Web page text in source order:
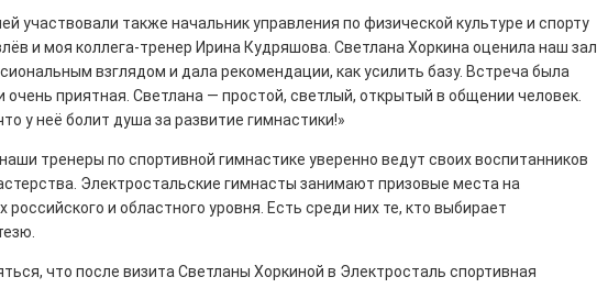
приглашает к себе
Олега Коняшина.
путешествуют по
На этой неделе электростальцев
участвовали также начальник управления по физической культуре и спорту
и моя коллега-тренер Ирина Кудряшова. Светлана Хоркина оценила наш зал
взглядом и дала рекомендации, как усилить базу. Встреча была
очень приятная. Светлана — простой, светлый, открытый в общении человек.
у неё болит душа за развитие гимнастики!»
тренеры по спортивной гимнастике уверенно ведут своих воспитанников
Электростальские гимнасты занимают призовые места на
российского и областного уровня. Есть среди них те, кто выбирает
что после визита Светланы Хоркиной в Электросталь спортивная